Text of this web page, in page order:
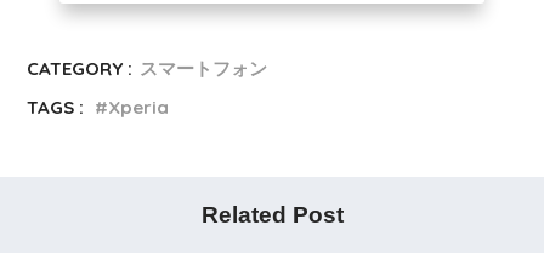
CATEGORY : スマートフォン
TAGS :
Xperia
Related Post